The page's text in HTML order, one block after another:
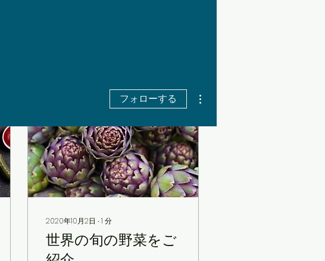
2020年10月2日 ∙1 分
世界の旬の野菜をご
フォローする